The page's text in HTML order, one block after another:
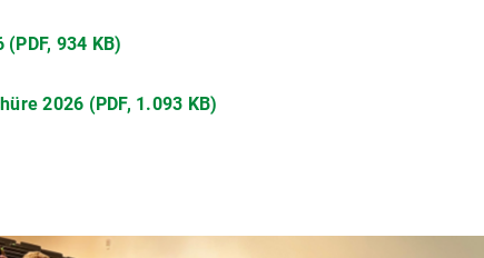
934 KB)
2026 (PDF, 1.093 KB)